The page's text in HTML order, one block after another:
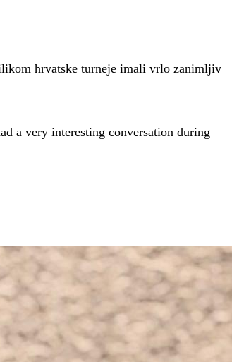
hrvatske turneje imali vrlo zanimljiv
a very interesting conversation during